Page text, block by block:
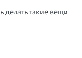
делать такие вещи.